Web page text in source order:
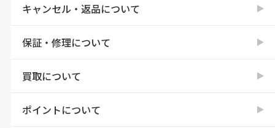
キャンセル・返品について
保証・修理について
買取について
ポイントについて